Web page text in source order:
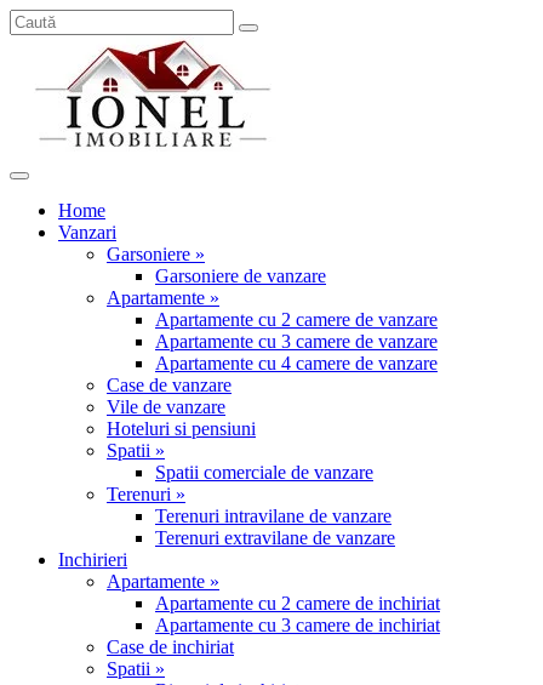
Home
Vanzari
Garsoniere »
Garsoniere de vanzare
Apartamente »
Apartamente cu 2 camere de vanzare
Apartamente cu 3 camere de vanzare
Apartamente cu 4 camere de vanzare
Case de vanzare
Vile de vanzare
Hoteluri si pensiuni
Spatii »
Spatii comerciale de vanzare
Terenuri »
Terenuri intravilane de vanzare
Terenuri extravilane de vanzare
Inchirieri
Apartamente »
Apartamente cu 2 camere de inchiriat
Apartamente cu 3 camere de inchiriat
Case de inchiriat
Spatii »